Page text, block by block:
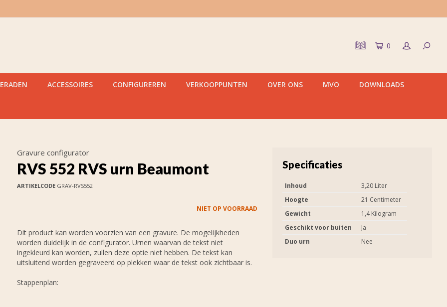
0
ACCESSOIRES CONFIGUREREN VERKOOPPUNTEN OVER ONS MVO DOWNLOADS
Gravure configurator
RVS 552 RVS urn Beaumont
ARTIKELCODEGRAV-RVS552
NIET OP VOORRAAD
Dit product kan worden voorzien van een gravure. De mogelijkheden
worden duidelijk in de configurator. Urnen waarvan de tekst niet
ingekleurd kan worden, zullen deze optie niet hebben. De tekst kan
uitsluitend worden gegraveerd op plekken waar de tekst ook zichtbaar is.
Stappenplan:
Specificaties
Inhoud
3,20 Liter
Hoogte
21 Centimeter
Gewicht
1,4 Kilogram
Geschikt voor buiten
Ja
Duo urn
Nee